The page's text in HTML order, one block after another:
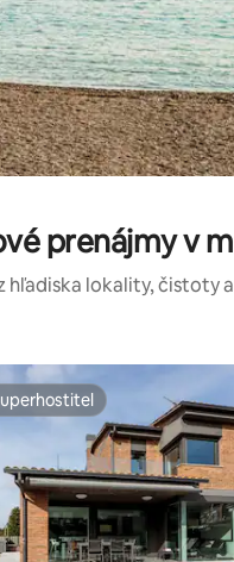
prenájmy v
lokality, čistoty